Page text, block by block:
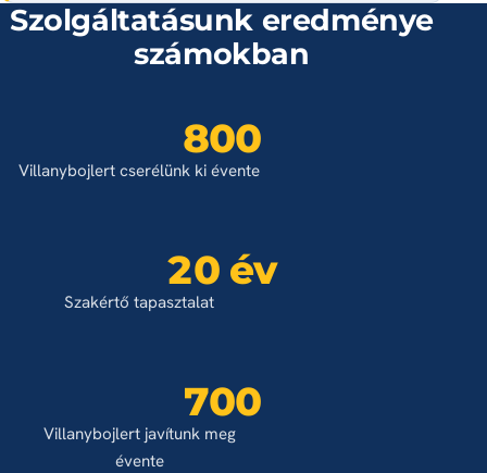
Szolgáltatásunk eredménye
számokban
800
Villanybojlert cserélünk ki évente
20 év
Szakértő tapasztalat
700
Villanybojlert javítunk meg
évente